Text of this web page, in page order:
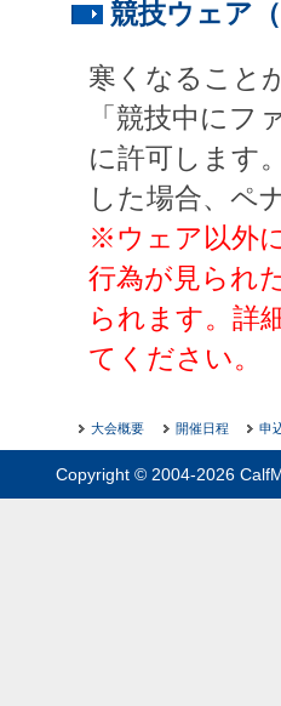
競技ウェア
寒くなること
「競技中にフ
に許可します
した場合、ペ
※ウェア以外
行為が見られ
られます。詳
てください。
大会概要 開催日程 申
Copyright © 2004-2026